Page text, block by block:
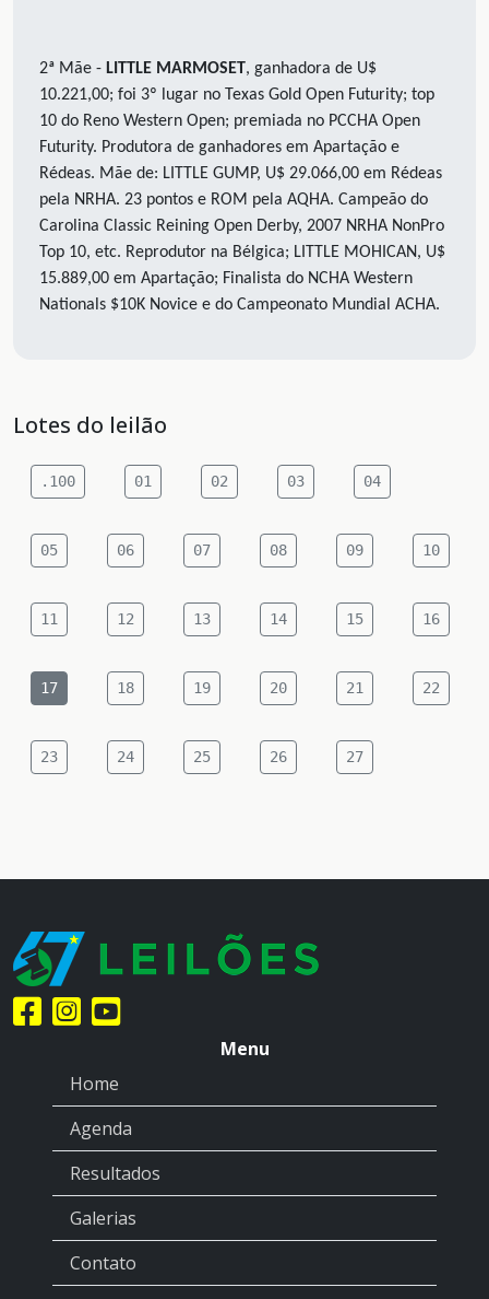
2ª Mãe - LITTLE MARMOSET, ganhadora de U$
10.221,00; foi 3º lugar no Texas Gold Open Futurity; top
10 do Reno Western Open; premiada no PCCHA Open
Futurity. Produtora de ganhadores em Apartação e
Rédeas. Mãe de: LITTLE GUMP, U$ 29.066,00 em Rédeas
pela NRHA. 23 pontos e ROM pela AQHA. Campeão do
Carolina Classic Reining Open Derby, 2007 NRHA NonPro
Top 10, etc. Reprodutor na Bélgica; LITTLE MOHICAN, U$
15.889,00 em Apartação; Finalista do NCHA Western
Nationals $10K Novice e do Campeonato Mundial ACHA.
Lotes do leilão
.100 01 02 03 04
05 06 07 08 09 10
11 12 13 14 15 16
17 18 19 20 21 22
23 24 25 26 27
Menu
Home
Agenda
Resultados
Galerias
Contato